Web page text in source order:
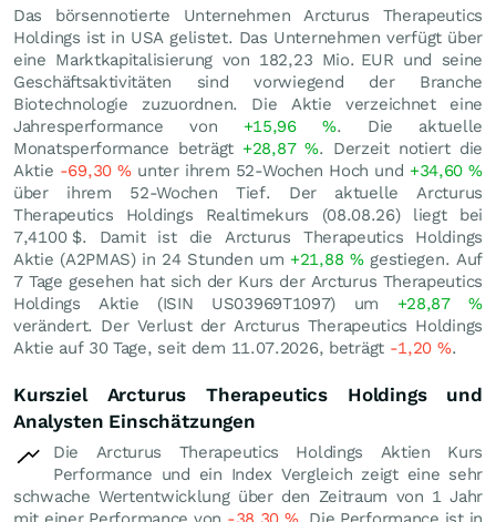
Das börsennotierte Unternehmen Arcturus Therapeutics
Holdings ist in USA gelistet. Das Unternehmen verfügt über
eine Marktkapitalisierung von 182,23 Mio. EUR und seine
Geschäftsaktivitäten sind vorwiegend der Branche
Biotechnologie zuzuordnen. Die Aktie verzeichnet eine
Jahresperformance von +15,96%. Die aktuelle
Monatsperformance beträgt +28,87%. Derzeit notiert die
Aktie -69,30%unter ihrem 52-Wochen Hoch und +34,60%
über ihrem 52-Wochen Tief. Der aktuelle Arcturus
Therapeutics Holdings Realtimekurs (08.08.26) liegt bei
7,4100 $. Damit ist die Arcturus Therapeutics Holdings
Aktie (A2PMAS) in 24 Stunden um +21,88 %gestiegen. Auf
7 Tage gesehen hat sich der Kurs der Arcturus Therapeutics
Holdings Aktie (ISIN US03969T1097) um +28,87%
verändert. Der Verlust der Arcturus Therapeutics Holdings
Aktie auf 30 Tage, seit dem 11.07.2026, beträgt -1,20 %.
Kursziel Arcturus Therapeutics Holdings und
Analysten Einschätzungen
Die Arcturus Therapeutics Holdings Aktien Kurs
Performance und ein Index Vergleich zeigt eine sehr
schwache Wertentwicklung über den Zeitraum von 1 Jahr